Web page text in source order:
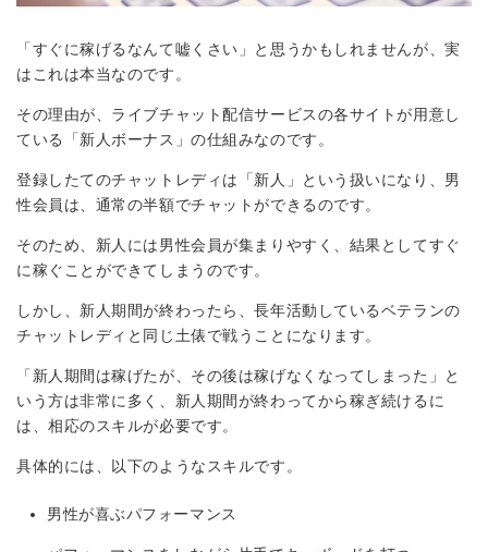
「すぐに稼げるなんて嘘くさい」と思うかもしれませんが、実
はこれは本当なのです。
その理由が、ライブチャット配信サービスの各サイトが用意し
ている「新人ボーナス」の仕組みなのです。
登録したてのチャットレディは「新人」という扱いになり、男
性会員は、通常の半額でチャットができるのです。
そのため、新人には男性会員が集まりやすく、結果としてすぐ
に稼ぐことができてしまうのです。
しかし、新人期間が終わったら、長年活動しているベテランの
チャットレディと同じ土俵で戦うことになります。
「新人期間は稼げたが、その後は稼げなくなってしまった」と
いう方は非常に多く、新人期間が終わってから稼ぎ続けるに
は、相応のスキルが必要です。
具体的には、以下のようなスキルです。
男性が喜ぶパフォーマンス